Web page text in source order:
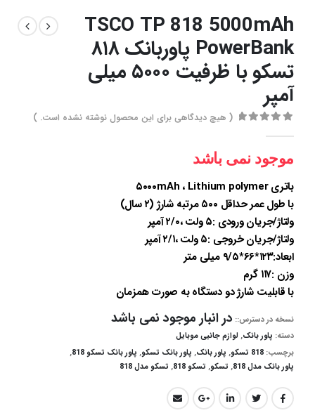
TSCO TP 818 5000mAh
PowerBank پاوربانک ۸۱۸
تسکو با ظرفیت ۵۰۰۰ میلی
آمپر
( هیچ دیدگاهی برای این محصول نوشته نشده است. )
موجود نمی باشد
باتری ۵۰۰۰mAh ، Lithium polymer
با طول عمر حداقل ۵۰۰مرتبه شارژ (۲ سال)
ولتاژ/جریان ورودی :۵ ولت ،۲/۰ آمپر
ولتاژ/جریان خروجی :۵ ولت ،۲/۱ آمپر
ابعاد:۱۲۳*۶۶*۹/۵ میلی متر
وزن :۱۱۷ گرم
با قابلیت شارژ دو دستگاه به صورت همزمان
نسخه در دسترس:: در انبار موجود نمی باشد
دسته: پاور بانک, لوازم جانبی موبایل
برچسب: 818 تسکو , پاور بانک, پاور بانک تسکو, پاور بانک تسکو 818
,
پاور بانک مدل 818
, تسکو, تسکو 818 , تسکو مدل 818